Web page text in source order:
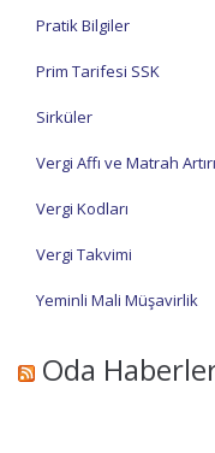
Pratik Bilgiler
Prim Tarifesi SSK
Sirküler
Vergi Affı ve Matrah
Vergi Kodları
Vergi Takvimi
Yeminli Mali Müşavirlik
Oda